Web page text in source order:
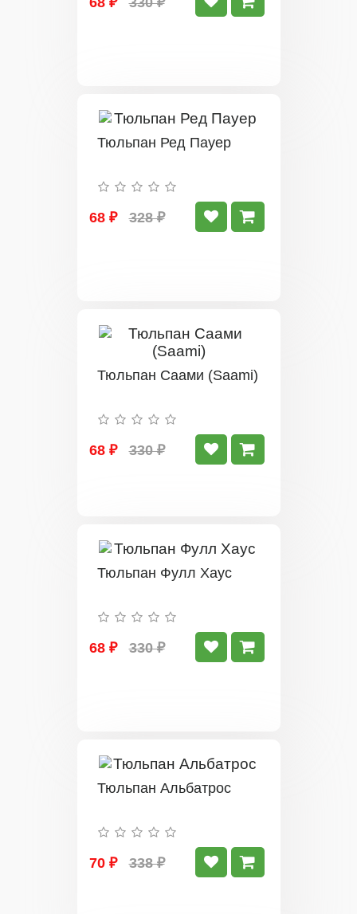
Тюльпан Ред Пауер
68 ₽ 328 ₽
Тюльпан Саами (Saami)
68 ₽ 330 ₽
Тюльпан Фулл Хаус
68 ₽ 330 ₽
Тюльпан Альбатрос
70 ₽ 338 ₽